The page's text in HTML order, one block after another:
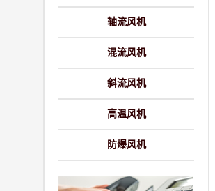
轴流风机
混流风机
斜流风机
高温风机
防爆风机